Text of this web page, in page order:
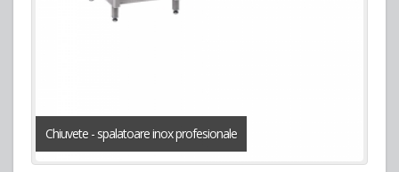
Chiuvete - spalatoare inox profesionale